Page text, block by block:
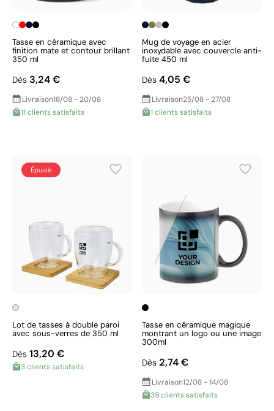
Tasse en céramique avec
finition mate et contour brillant
350 ml
Dès 3,24 €
Livraison18/08 - 20/08
11 clients satisfaits
Mug de voyage en acier
inoxydable avec couvercle anti-
fuite 450 ml
Dès 4,05 €
Livraison25/08 - 27/08
1 clients satisfaits
Épuisé
Lot de tasses à double paroi
avec sous-verres de 350 ml
Dès 13,20 €
3 clients satisfaits
Tasse en céramique magique
montrant un logo ou une image
300ml
Dès 2,74 €
Livraison12/08 - 14/08
39 clients satisfaits